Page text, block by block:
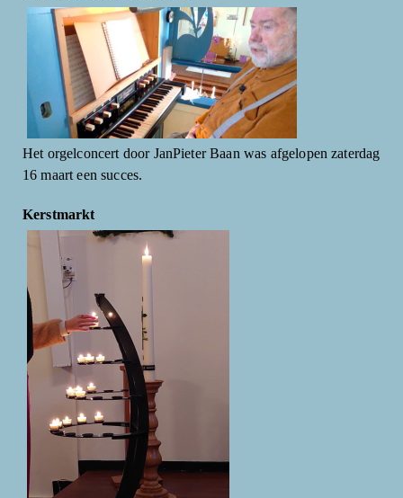
Het orgelconcert door JanPieter Baan was afgelopen zaterdag
16 maart een succes.
Kerstmarkt